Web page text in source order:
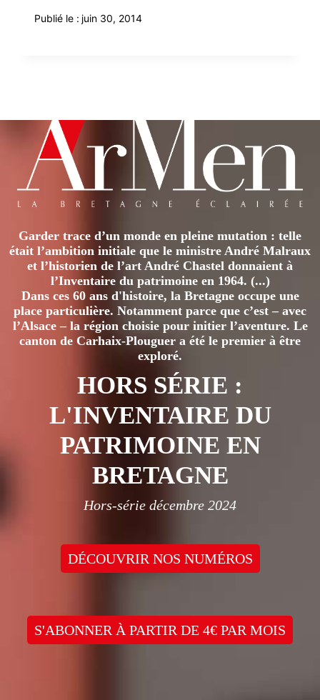
Publié le : juin 30, 2014
Garder trace d’un monde en pleine mutation : telle
était l’ambition initiale que le ministre André Malraux
et l’historien de l’art André Chastel donnaient à
l’Inventaire du patrimoine en 1964. (...)
Dans ces 60 ans d'histoire, la Bretagne occupe une
place particulière. Notamment parce que c’est – avec
l’Alsace – la région choisie pour initier l’aventure. Le
canton de Carhaix-Plouguer a été le premier à être
exploré.
HORS SÉRIE :
L'INVENTAIRE DU
PATRIMOINE EN
BRETAGNE
Hors-série décembre 2024
DÉCOUVRIR NOS NUMÉROS
S'ABONNER À PARTIR DE 4€ PAR MOIS